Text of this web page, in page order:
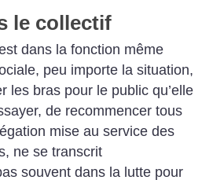
le collectif
dans la fonction même
peu importe la situation,
les bras pour le public qu’elle
de recommencer tous
mise au service des
ne se transcrit
souvent dans la lutte pour